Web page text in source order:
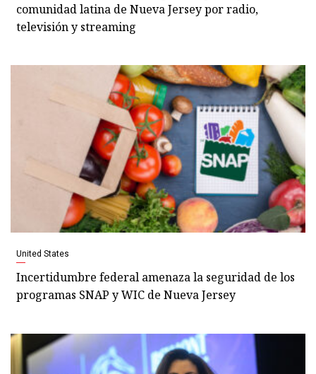
comunidad latina de Nueva Jersey por radio,
televisión y streaming
United States
Incertidumbre federal amenaza la seguridad de los
programas SNAP y WIC de Nueva Jersey